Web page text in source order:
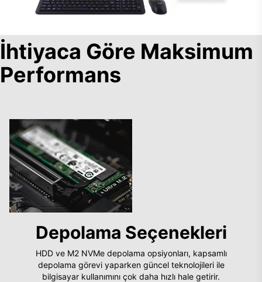
İhtiyaca Göre Maksimum
Performans
Depolama Seçenekleri
HDD ve M2 NVMe depolama opsiyonları, kapsamlı
depolama görevi yaparken güncel teknolojileri ile
bilgisayar kullanımını çok daha hızlı hale getirir.